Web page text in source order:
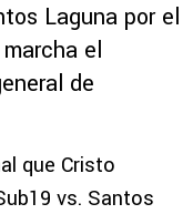
Laguna por el
el
de
que Cristo
vs. Santos